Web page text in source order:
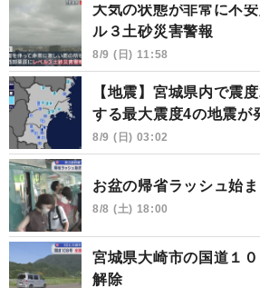
大気の状態が非常に不
ル３土砂災害警報
8/9 (日) 11:58
【地震】宮城県内で震
する最大震度4の地震が
8/9 (日) 03:02
お盆の帰省ラッシュ始
8/8 (土) 18:00
宮城県大崎市の国道１
解除